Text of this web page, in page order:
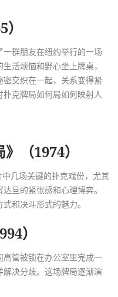
群朋友在纽约举行的一场
活烦恼和野心坐上牌桌，
交织在一起，关系变得紧
克牌局如何局如何映射人
（1974）
几场关键的扑克戏份，尤其
旦的紧张感和心理博弈。
和决斗形式的魅力。
）
管被锁在办公室里完成一
决分歧。这场牌局逐渐演